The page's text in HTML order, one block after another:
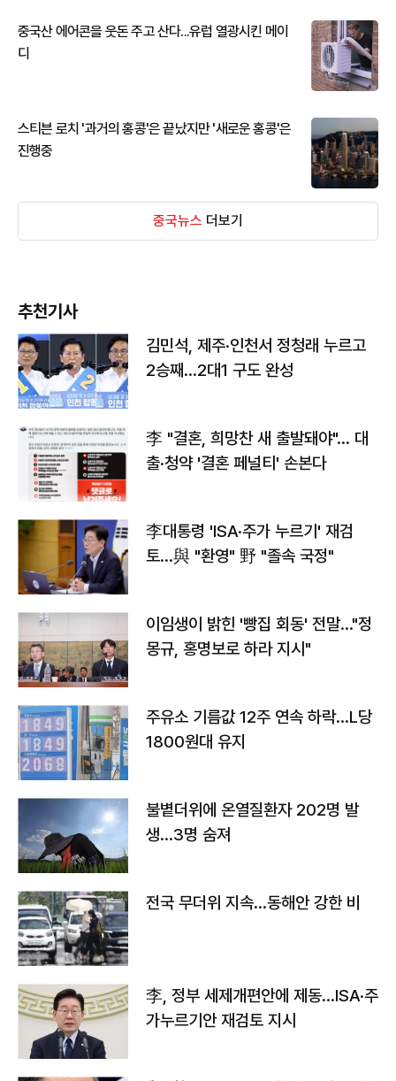
중국산 에어콘을 웃돈 주고 산다...유럽 열광시킨 메이
디
스티븐 로치 '과거의 홍콩'은 끝났지만 '새로운 홍콩'은
진행중
중국뉴스 더보기
추천기사
김민석, 제주·인천서 정청래 누르고
2승째…2대1 구도 완성
李 "결혼, 희망찬 새 출발돼야"… 대
출·청약 '결혼 페널티' 손본다
李대통령 'ISA·주가 누르기' 재검
토…與 "환영" 野 "졸속 국정"
이임생이 밝힌 '빵집 회동' 전말…"정
몽규, 홍명보로 하라 지시"
주유소 기름값 12주 연속 하락…L당
1800원대 유지
불볕더위에 온열질환자 202명 발
생…3명 숨져
전국 무더위 지속…동해안 강한 비
李, 정부 세제개편안에 제동…ISA·주
가누르기안 재검토 지시